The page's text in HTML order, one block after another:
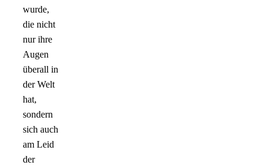
wurde,
die nicht
nur ihre
Augen
überall in
der Welt
hat,
sondern
sich auch
am Leid
der